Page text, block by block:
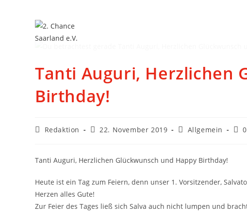
Tanti Auguri, Herzlichen
Birthday!
Redaktion 22. November 2019 Allgemein
Tanti Auguri, Herzlichen Glückwunsch und Happy Birthday!
Heute ist ein Tag zum Feiern, denn unser 1. Vorsitzender,
Herzen alles Gute!
Zur Feier des Tages ließ sich Salva auch nicht lumpen und